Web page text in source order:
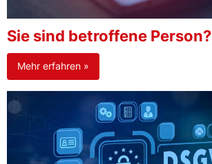
Sie sind betroffene Person?
Mehr erfahren »